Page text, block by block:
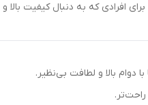
افرادی که به دنبال کیفیت
دوام بالا و لطافت بی‌نظیر.